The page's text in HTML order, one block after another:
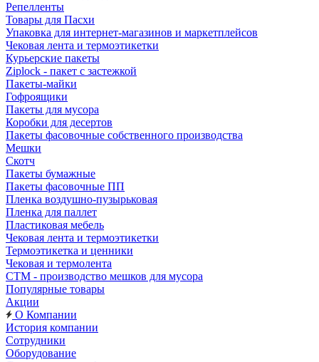
Репелленты
Товары для Пасхи
Упаковка для интернет-магазинов и маркетплейсов
Чековая лента и термоэтикетки
Курьерские пакеты
Ziplock - пакет с застежкой
Пакеты-майки
Гофроящики
Пакеты для мусора
Коробки для десертов
Пакеты фасовочные собственного производства
Мешки
Скотч
Пакеты бумажные
Пакеты фасовочные ПП
Пленка воздушно-пузырьковая
Пленка для паллет
Пластиковая мебель
Чековая лента и термоэтикетки
Термоэтикетка и ценники
Чековая и термолента
СТМ - производство мешков для мусора
Популярные товары
Акции
О Компании
История компании
Сотрудники
Оборудование